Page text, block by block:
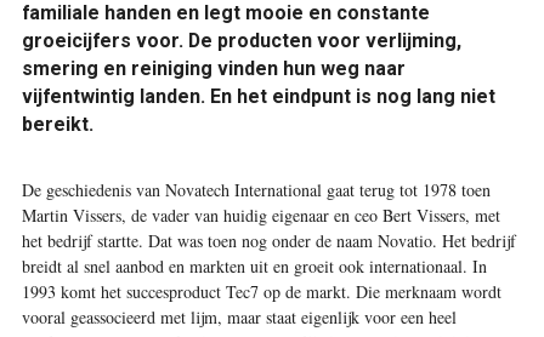
familiale handen en legt mooie en constante
groeicijfers voor. De producten voor verlijming,
smering en reiniging vinden hun weg naar
vijfentwintig landen. En het eindpunt is nog lang niet
bereikt.
De ­geschiedenis van Novatech International gaat terug tot 1978 toen
Martin Vissers, de vader van huidig eigenaar en ceo Bert Vissers, met
het bedrijf startte. Dat was toen nog onder de naam Novatio. Het bedrijf
breidt al snel aanbod en ­markten uit en groeit ook internationaal. In
1993 komt het succesproduct Tec7 op de markt. Die merknaam wordt
vooral geassocieerd met lijm, maar staat eigenlijk voor een heel